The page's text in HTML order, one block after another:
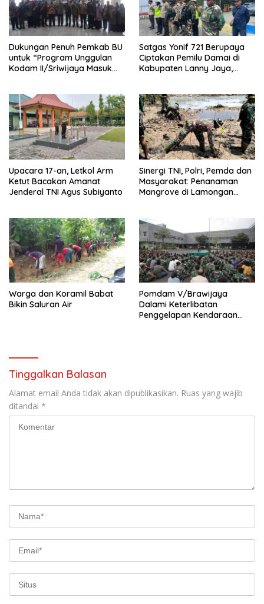
Dukungan Penuh Pemkab BU
untuk “Program Unggulan
Kodam II/Sriwijaya Masuk
Satgas Yonif 721 Berupaya
Ciptakan Pemilu Damai di
Kabupaten Lanny Jaya,
Upacara 17-an, Letkol Arm
Ketut Bacakan Amanat
Jenderal TNI Agus Subiyanto
Sinergi TNI, Polri, Pemda dan
Masyarakat: Penanaman
Mangrove di Lamongan
Warga dan Koramil Babat
Bikin Saluran Air
Pomdam V/Brawijaya
Dalami Keterlibatan
Penggelapan Kendaraan
Tinggalkan Balasan
Alamat email Anda tidak akan dipublikasikan. Ruas yang wajib
ditandai *